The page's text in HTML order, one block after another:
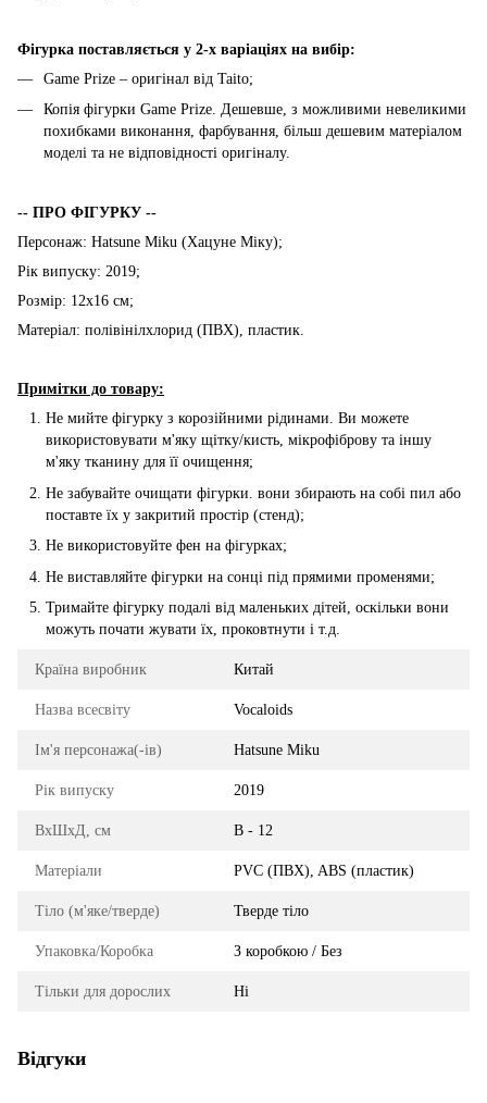
Фігурка поставляється у 2-х варіаціях на вибір:
Game Prize – оригінал від Taito;
Копія фігурки Game Prize. Дешевше, з можливими невеликими
похибками виконання, фарбування, більш дешевим матеріалом
моделі та не відповідності оригіналу.
-- ПРО ФІГУРКУ --
Персонаж: Hatsune Miku (Хацуне Міку);
Рік випуску: 2019;
Розмір: 12х16 см;
Матеріал: полівінілхлорид (ПВХ), пластик.
Примітки до товару:
Не мийте фігурку з корозійними рідинами. Ви можете
використовувати м'яку щітку/кисть, мікрофіброву та іншу
м'яку тканину для її очищення;
Не забувайте очищати фігурки. вони збирають на собі пил або
поставте їх у закритий простір (стенд);
Не використовуйте фен на фігурках;
Не виставляйте фігурки на сонці під прямими променями;
Тримайте фігурку подалі від маленьких дітей, оскільки вони
можуть почати жувати їх, проковтнути і т.д.
Країна виробник Китай
Назва всесвіту Vocaloids
Ім'я персонажа(-ів) Hatsune Miku
Рік випуску 2019
ВхШхД, см В - 12
Матеріали PVC (ПВХ), ABS (пластик)
Тіло (м'яке/тверде) Тверде тіло
Упаковка/Коробка З коробкою / Без
Тільки для дорослих Ні
Відгуки